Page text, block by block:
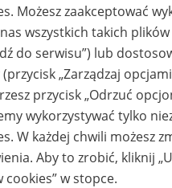
ZUS do siebie -
siedzibie Twojej
Możesz zaakceptować
wszystkich takich
do serwisu”) lub
„Zarządzaj
przycisk „Odrzuć
wykorzystywać tylko
W każdej chwili możesz
Aby to zrobić, kliknij
cookies” w stopce.